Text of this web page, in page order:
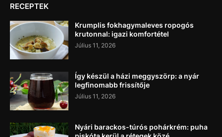
RECEPTEK
Krumplis fokhagymaleves ropogós
krutonnal: igazi komfortétel
Július 11, 2026
Így készül a házi meggyszörp: a nyár
legfinomabb frissítője
Július 11, 2026
Nyári barackos-túrós pohárkrém: puha